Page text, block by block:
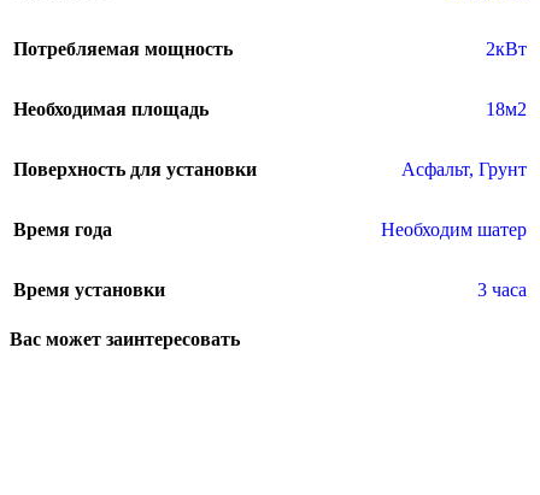
Потребляемая мощность 2кВт
Необходимая площадь 18м2
Поверхность для установки Асфальт, Грунт
Время года Необходим шатер
Время установки 3 часа
Вас может заинтересовать